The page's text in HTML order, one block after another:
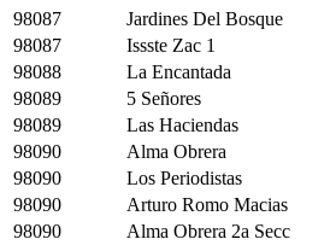
98087
Jardines Del Bosque
98087
Issste Zac 1
98088
La Encantada
98089
5 Señores
98089
Las Haciendas
98090
Alma Obrera
98090
Los Periodistas
98090
Arturo Romo Macias
98090
Alma Obrera 2a Secc